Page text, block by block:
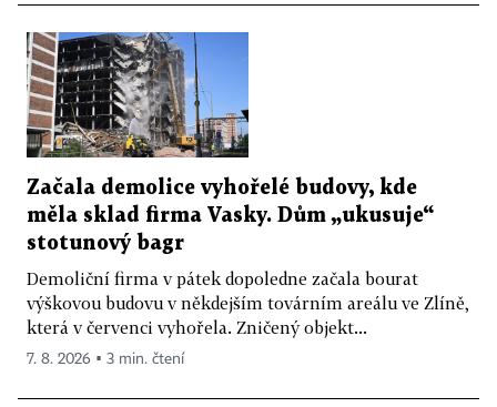
Začala demolice vyhořelé budovy, kde
měla sklad firma Vasky. Dům „ukusuje“
stotunový bagr
Demoliční firma v pátek dopoledne začala bourat
výškovou budovu v někdejším továrním areálu ve Zlíně,
která v červenci vyhořela. Zničený objekt...
7. 8. 2026 ▪ 3 min. čtení